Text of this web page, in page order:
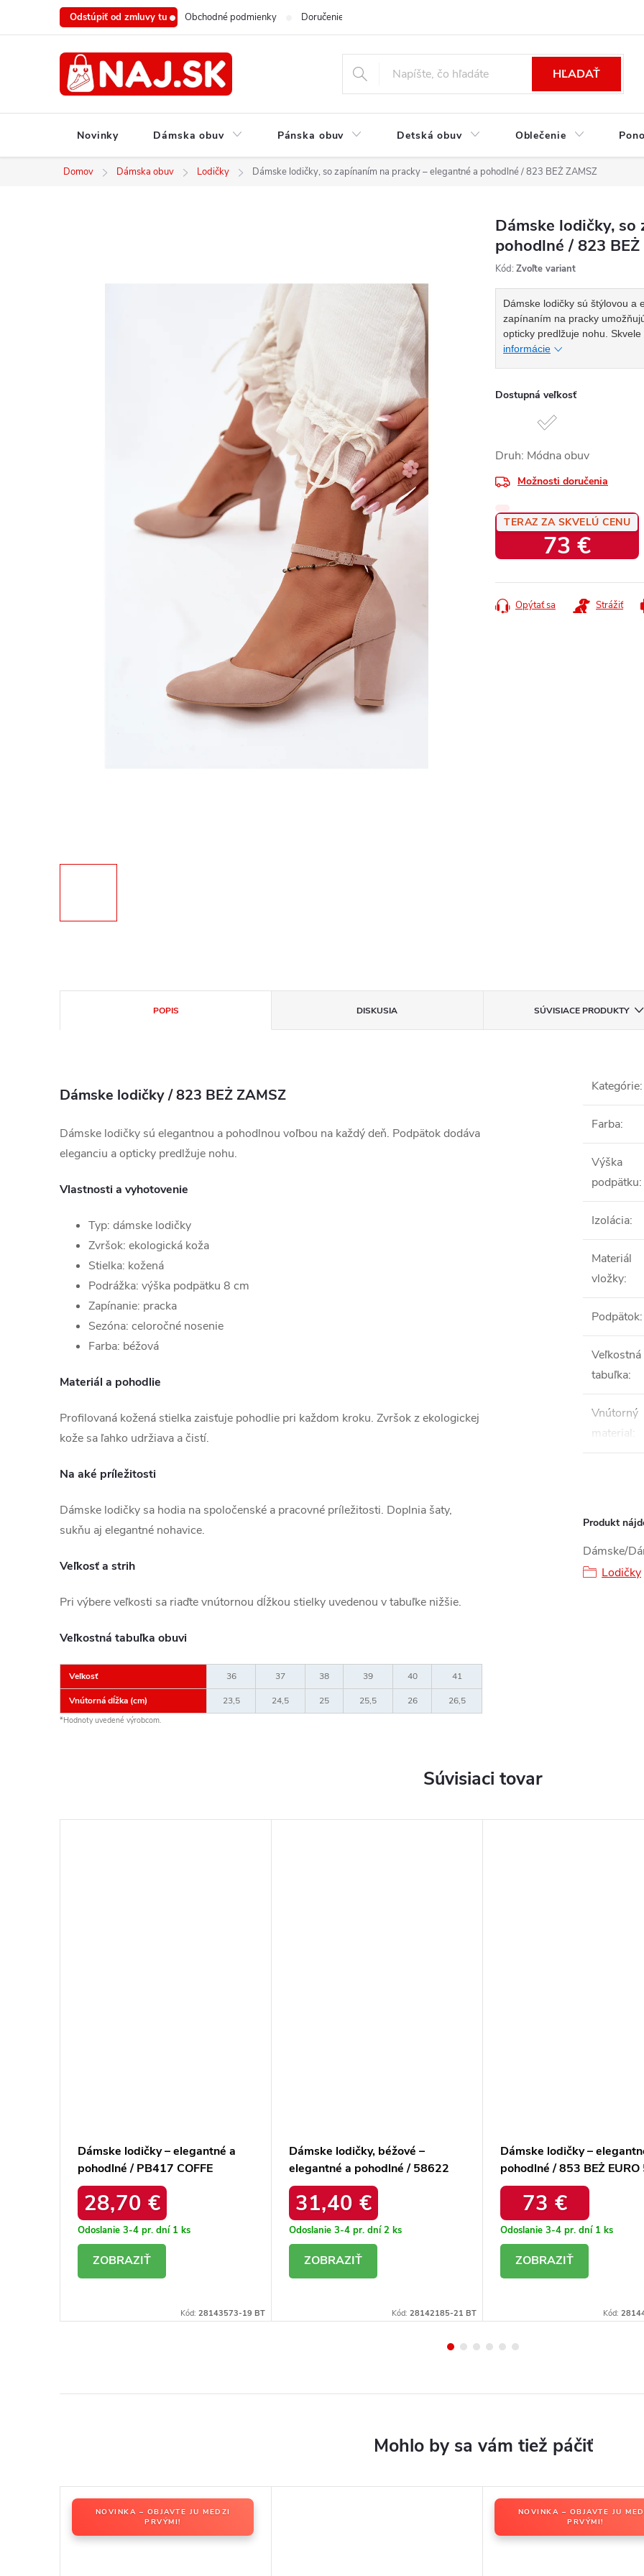
Odstúpiť od zmluvy tu Obchodné podmienky Doručenie a platba
HĽADAŤ
Novinky Dámska obuv Pánska obuv Detská obuv Oblečenie
Domov Dámska obuv Lodičky Dámske lodičky, so zapínaním na pracky – elegantné a pohodlné / 823 BEŻ ZAMSZ
Dámske lodičky, so
pohodlné / 823 BEŻ
Kód: Zvoľte variant
Dámske lodičky sú štýlovou a
zapínaním na pracky
opticky predlžuje nohu.
informácie
Dostupná veľkosť
Druh: Módna obuv
Možnosti doručenia
TERAZ ZA SKVELÚ CENU
73 €
cena:
Opýtať sa Strážiť
POPIS DISKUSIA SÚVISIACE PRODUKTY
Dámske lodičky / 823 BEŻ ZAMSZ
Dámske lodičky sú elegantnou a pohodlnou voľbou na každý deň. Podpätok dodáva
eleganciu a opticky predlžuje nohu.
Vlastnosti a vyhotovenie
Typ: dámske lodičky
Zvršok: ekologická koža
Stielka: kožená
Podrážka: výška podpätku 8 cm
Zapínanie: pracka
Sezóna: celoročné nosenie
Farba: béžová
Materiál a pohodlie
Profilovaná kožená stielka zaisťuje pohodlie pri každom kroku. Zvršok z ekologickej
kože sa ľahko udržiava a čistí.
Na aké príležitosti
Dámske lodičky sa hodia na spoločenské a pracovné príležitosti. Doplnia šaty,
sukňu aj elegantné nohavice.
Veľkosť a strih
Pri výbere veľkosti sa riaďte vnútornou dĺžkou stielky uvedenou v tabuľke nižšie.
Veľkostná tabuľka obuvi
Veľkosť 36 37 38 39 40 41
Vnútorná dĺžka (cm) 23,5 24,5 25 25,5 26 26,5
*Hodnoty uvedené výrobcom.
Kategórie:
Farba:
Výška
podpätku:
Izolácia:
Materiál
vložky:
Podpätok:
Veľkostná
tabuľka:
Vnútorný
material:
Produkt
Dámske/
Lodičky
Súvisiaci tovar
Dámske lodičky – elegantné a
pohodlné / PB417 COFFE
28,70 €
Odoslanie 3-4 pr. dní 1 ks
Kód: 28143573-19 BT
Dámske lodičky, béžové –
elegantné a pohodlné / 58622
BEŻOWY
31,40 €
Odoslanie 3-4 pr. dní2 ks
Kód: 28142185-21 BT
Dámske lodičky –
pohodlné / 853 BEŻ EURO
73 €
Odoslanie 3-4 pr. dní 1 ks
Kód:
NOVINKA – OBJAVTE JU MEDZI
PRVÝMI!
NOVINKA – OBJAVTE JU
PRVÝMI!